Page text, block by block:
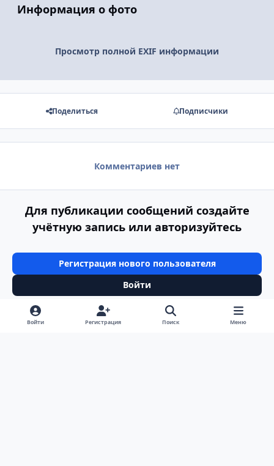
Информация о фото
Просмотр полной EXIF информации
Поделиться Подписчики
Комментариев нет
Для публикации сообщений создайте
учётную запись или авторизуйтесь
Регистрация нового пользователя
Войти
Войти Регистрация Поиск Меню